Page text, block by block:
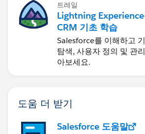
트레일
Lightning
CRM 기초 학습
Salesforce를 이해하고
탐색, 사용자 정의 및 관
아보세요.
도움 더 받기
Salesforce 도움말